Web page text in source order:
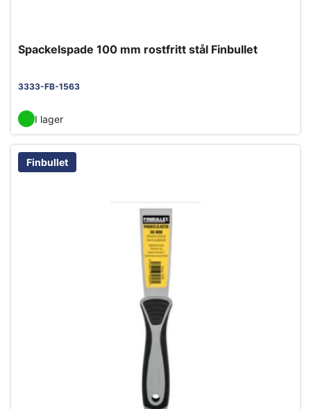
Spackelspade 100 mm rostfritt stål Finbullet
3333-FB-1563
I lager
Finbullet